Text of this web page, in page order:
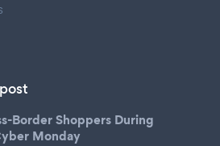
Border Shoppers During
Monday